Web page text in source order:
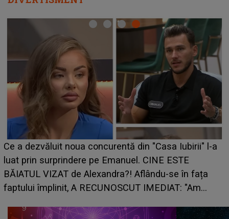
Ce a dezvăluit noua concurentă din "Casa Iubirii" l-a
luat prin surprindere pe Emanuel. CINE ESTE
BĂIATUL VIZAT de Alexandra?! Aflându-se în fața
faptului împlinit, A RECUNOSCUT IMEDIAT: "Am